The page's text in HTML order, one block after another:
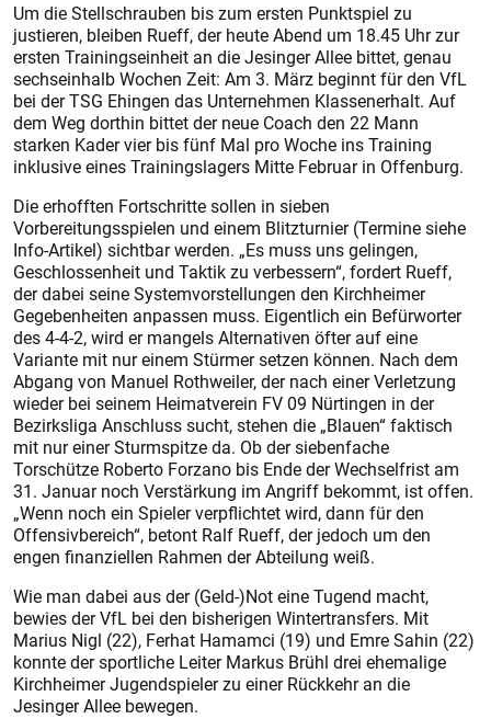
Um die Stellschrauben bis zum ersten Punktspiel zu
justieren, bleiben Rueff, der heute Abend um 18.45 Uhr zur
ersten Trainingseinheit an die Jesinger Allee bittet, genau
sechseinhalb Wochen Zeit: Am 3. März beginnt für den VfL
bei der TSG Ehingen das Unternehmen Klassenerhalt. Auf
dem Weg dorthin bittet der neue Coach den 22 Mann
starken Kader vier bis fünf Mal pro Woche ins Training
inklusive eines Trainingslagers Mitte Februar in Offenburg.
Die erhofften Fortschritte sollen in sieben
Vorbereitungsspielen und einem Blitzturnier (Termine siehe
Info-Artikel) sichtbar werden. „Es muss uns gelingen,
Geschlossenheit und Taktik zu verbessern“, fordert Rueff,
der dabei seine Systemvorstellungen den Kirchheimer
Gegebenheiten anpassen muss. Eigentlich ein Befürworter
des 4-4-2, wird er mangels Alternativen öfter auf eine
Variante mit nur einem Stürmer setzen können. Nach dem
Abgang von Manuel Rothweiler, der nach einer Verletzung
wieder bei seinem Heimatverein FV 09 Nürtingen in der
Bezirksliga Anschluss sucht, stehen die „Blauen“ faktisch
mit nur einer Sturmspitze da. Ob der siebenfache
Torschütze Roberto Forzano bis Ende der Wechselfrist am
31. Januar noch Verstärkung im Angriff bekommt, ist offen.
„Wenn noch ein Spieler verpflichtet wird, dann für den
Offensivbereich“, betont Ralf Rueff, der jedoch um den
engen finanziellen Rahmen der Abteilung weiß.
Wie man dabei aus der (Geld-)Not eine Tugend macht,
bewies der VfL bei den bisherigen Wintertransfers. Mit
Marius Nigl (22), Ferhat Hamamci (19) und Emre Sahin (22)
konnte der sportliche Leiter Markus Brühl drei ehemalige
Kirchheimer Jugendspieler zu einer Rückkehr an die
Jesinger Allee bewegen.